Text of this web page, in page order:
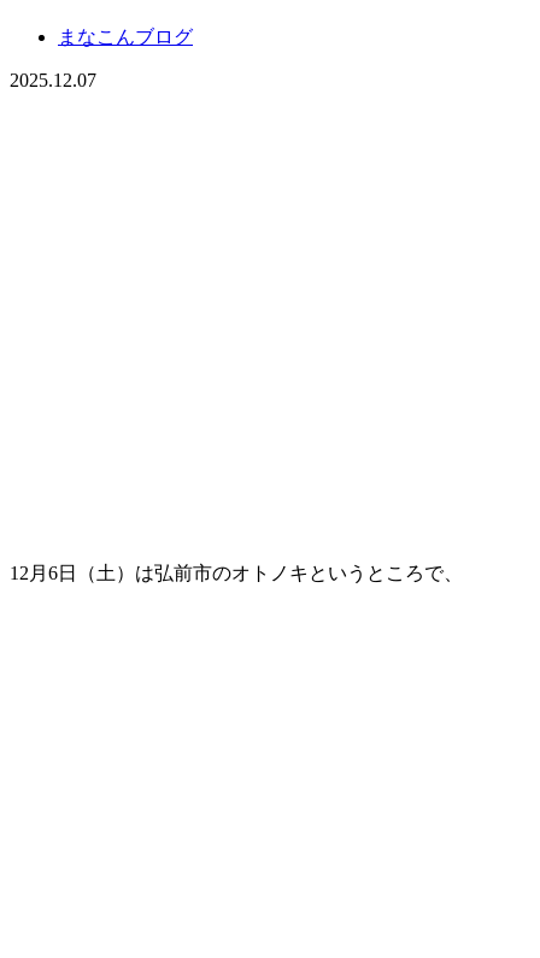
まなこんブログ
2025.12.07
12月6日（土）は弘前市のオトノキというところで、